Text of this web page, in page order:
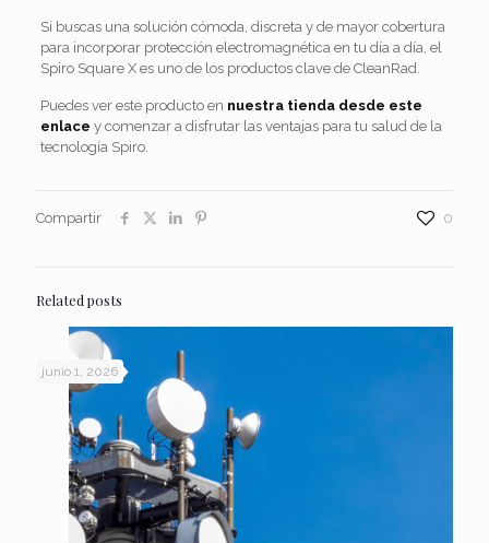
Si buscas una solución cómoda, discreta y de mayor cobertura
para incorporar protección electromagnética en tu día a día, el
Spiro Square X es uno de los productos clave de CleanRad.
Puedes ver este producto en nuestra tienda desde este
enlace y comenzar a disfrutar las ventajas para tu salud de la
tecnología Spiro.
Compartir 0
Related posts
junio 1, 2026